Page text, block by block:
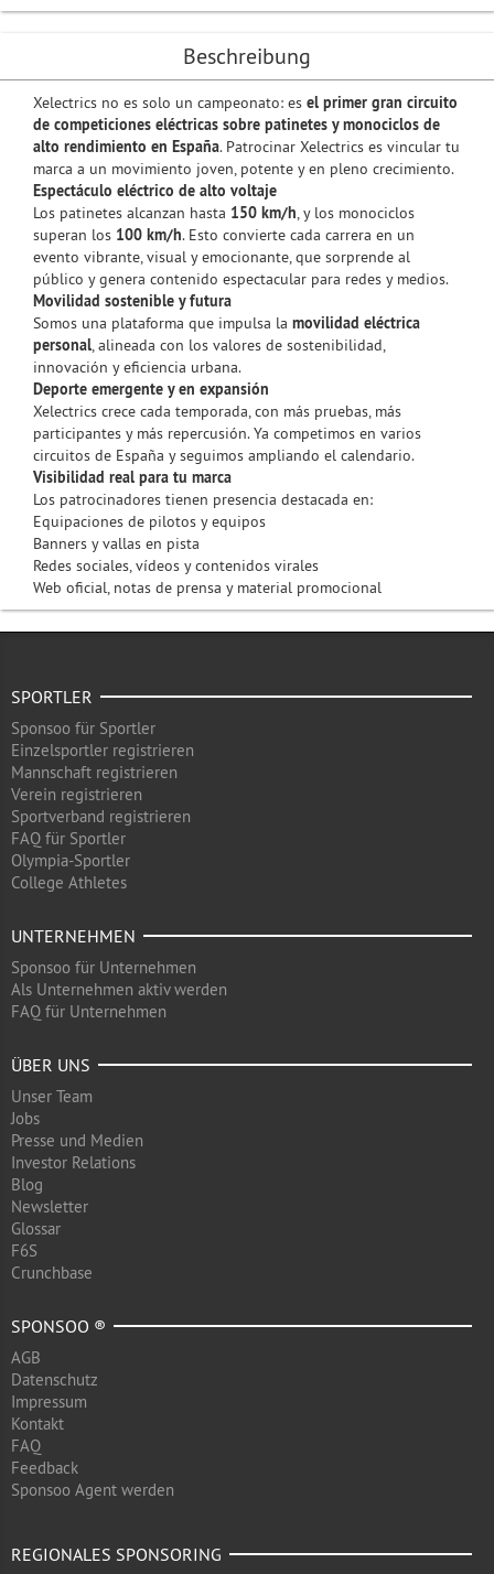
Beschreibung
Xelectrics no es solo un campeonato: es el primer gran circuito
de competiciones eléctricas sobre patinetes y monociclos de
alto rendimiento en España. Patrocinar Xelectrics es vincular tu
marca a un movimiento joven, potente y en pleno crecimiento.
Espectáculo eléctrico de alto voltaje
Los patinetes alcanzan hasta 150 km/h, y los monociclos
superan los 100 km/h. Esto convierte cada carrera en un
evento vibrante, visual y emocionante, que sorprende al
público y genera contenido espectacular para redes y medios.
Movilidad sostenible y futura
Somos una plataforma que impulsa la movilidad eléctrica
personal, alineada con los valores de sostenibilidad,
innovación y eficiencia urbana.
Deporte emergente y en expansión
Xelectrics crece cada temporada, con más pruebas, más
participantes y más repercusión. Ya competimos en varios
circuitos de España y seguimos ampliando el calendario.
Visibilidad real para tu marca
Los patrocinadores tienen presencia destacada en:
Equipaciones de pilotos y equipos
Banners y vallas en pista
Redes sociales, vídeos y contenidos virales
Web oficial, notas de prensa y material promocional
SPORTLER
Sponsoo für Sportler
Einzelsportler registrieren
Mannschaft registrieren
Verein registrieren
Sportverband registrieren
FAQ für Sportler
Olympia-Sportler
College Athletes
UNTERNEHMEN
Sponsoo für Unternehmen
Als Unternehmen aktiv werden
FAQ für Unternehmen
ÜBER UNS
Unser Team
Jobs
Presse und Medien
Investor Relations
Blog
Newsletter
Glossar
F6S
Crunchbase
SPONSOO ®
AGB
Datenschutz
Impressum
Kontakt
FAQ
Feedback
Sponsoo Agent werden
REGIONALES SPONSORING